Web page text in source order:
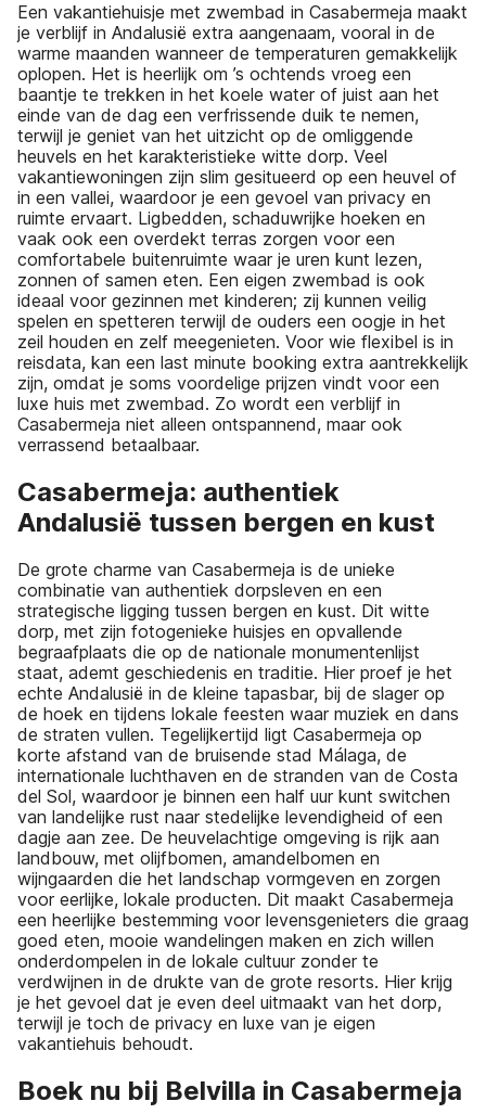
Een vakantiehuisje met zwembad in Casabermeja maakt
je verblijf in Andalusië extra aangenaam, vooral in de
warme maanden wanneer de temperaturen gemakkelijk
oplopen. Het is heerlijk om ’s ochtends vroeg een
baantje te trekken in het koele water of juist aan het
einde van de dag een verfrissende duik te nemen,
terwijl je geniet van het uitzicht op de omliggende
heuvels en het karakteristieke witte dorp. Veel
vakantiewoningen zijn slim gesitueerd op een heuvel of
in een vallei, waardoor je een gevoel van privacy en
ruimte ervaart. Ligbedden, schaduwrijke hoeken en
vaak ook een overdekt terras zorgen voor een
comfortabele buitenruimte waar je uren kunt lezen,
zonnen of samen eten. Een eigen zwembad is ook
ideaal voor gezinnen met kinderen; zij kunnen veilig
spelen en spetteren terwijl de ouders een oogje in het
zeil houden en zelf meegenieten. Voor wie flexibel is in
reisdata, kan een last minute booking extra aantrekkelijk
zijn, omdat je soms voordelige prijzen vindt voor een
luxe huis met zwembad. Zo wordt een verblijf in
Casabermeja niet alleen ontspannend, maar ook
verrassend betaalbaar.
Casabermeja: authentiek
Andalusië tussen bergen en kust
De grote charme van Casabermeja is de unieke
combinatie van authentiek dorpsleven en een
strategische ligging tussen bergen en kust. Dit witte
dorp, met zijn fotogenieke huisjes en opvallende
begraafplaats die op de nationale monumentenlijst
staat, ademt geschiedenis en traditie. Hier proef je het
echte Andalusië in de kleine tapasbar, bij de slager op
de hoek en tijdens lokale feesten waar muziek en dans
de straten vullen. Tegelijkertijd ligt Casabermeja op
korte afstand van de bruisende stad Málaga, de
internationale luchthaven en de stranden van de Costa
del Sol, waardoor je binnen een half uur kunt switchen
van landelijke rust naar stedelijke levendigheid of een
dagje aan zee. De heuvelachtige omgeving is rijk aan
landbouw, met olijfbomen, amandelbomen en
wijngaarden die het landschap vormgeven en zorgen
voor eerlijke, lokale producten. Dit maakt Casabermeja
een heerlijke bestemming voor levensgenieters die graag
goed eten, mooie wandelingen maken en zich willen
onderdompelen in de lokale cultuur zonder te
verdwijnen in de drukte van de grote resorts. Hier krijg
je het gevoel dat je even deel uitmaakt van het dorp,
terwijl je toch de privacy en luxe van je eigen
vakantiehuis behoudt.
Boek nu bij Belvilla in Casabermeja